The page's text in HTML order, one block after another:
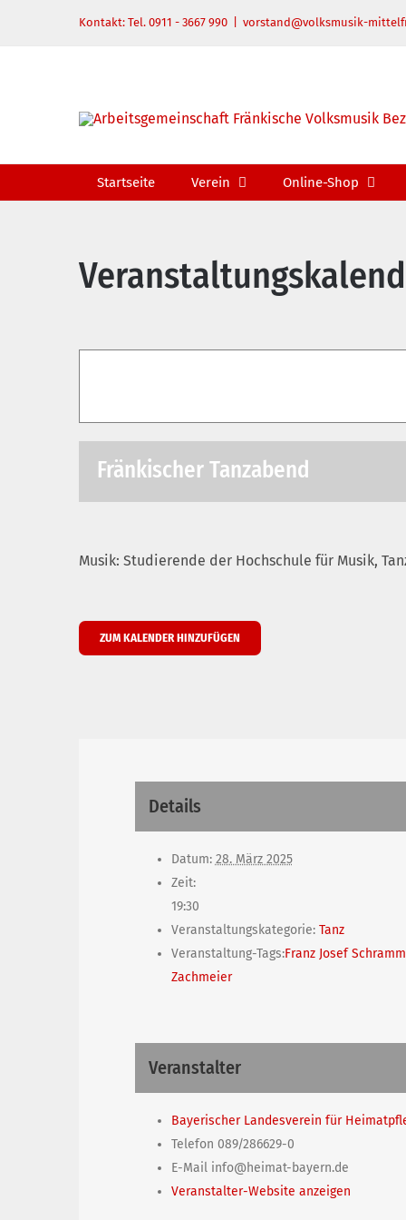
Kontakt: Tel. 0911 - 3667 990 vorstand@volksmusik-
Startseite Verein Online-Shop
Fränkischer Tanzabend
Musik: Studierende der Hochschule für Musik,
ZUM KALENDER HINZUFÜGEN
Details
Datum: 28. März 2025
Zeit:
19:30
Veranstaltungskategorie: Tanz
Veranstaltung-Tags:Franz Josef Schramm
Zachmeier
Veranstalter
Bayerischer Landesverein für
Telefon 089/286629-0
E-Mail info@heimat-bayern.de
Veranstalter-Website anzeigen